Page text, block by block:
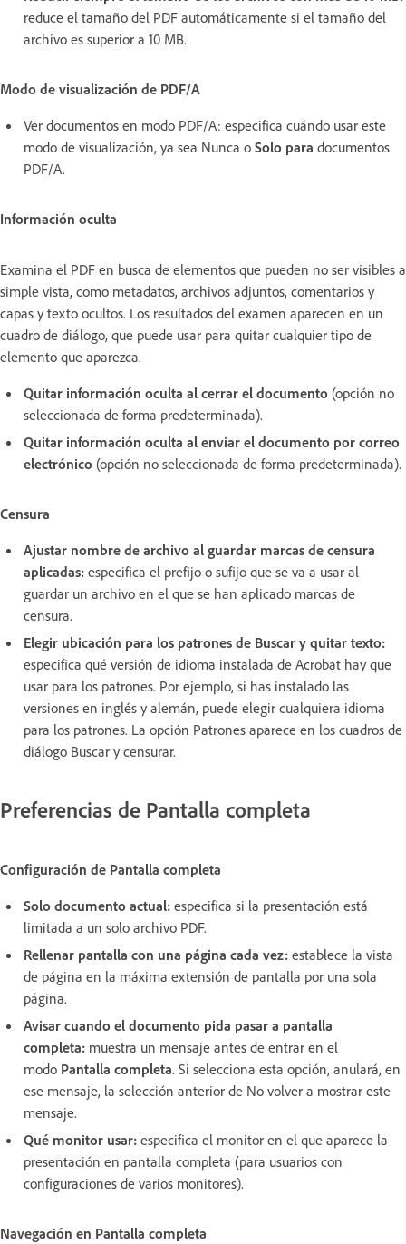
reduce el tamaño del PDF automáticamente si el tamaño del
archivo es superior a 10 MB.
Modo de visualización de PDF/A
Ver documentos en modo PDF/A: especifica cuándo usar este
modo de visualización, ya sea Nunca o Solo para documentos
PDF/A.
Información oculta
Examina el PDF en busca de elementos que pueden no ser visibles a
simple vista, como metadatos, archivos adjuntos, comentarios y
capas y texto ocultos. Los resultados del examen aparecen en un
cuadro de diálogo, que puede usar para quitar cualquier tipo de
elemento que aparezca.
Quitar información oculta al cerrar el documento (opción no
seleccionada de forma predeterminada).
Quitar información oculta al enviar el documento por correo
electrónico (opción no seleccionada de forma predeterminada).
Censura
Ajustar nombre de archivo al guardar marcas de censura
aplicadas: especifica el prefijo o sufijo que se va a usar al
guardar un archivo en el que se han aplicado marcas de
censura.
Elegir ubicación para los patrones de Buscar y quitar texto:
especifica qué versión de idioma instalada de Acrobat hay que
usar para los patrones. Por ejemplo, si has instalado las
versiones en inglés y alemán, puede elegir cualquiera idioma
para los patrones. La opción Patrones aparece en los cuadros de
diálogo Buscar y censurar.
Preferencias de Pantalla completa
Configuración de Pantalla completa
Solo documento actual: especifica si la presentación está
limitada a un solo archivo PDF.
Rellenar pantalla con una página cada vez: establece la vista
de página en la máxima extensión de pantalla por una sola
página.
Avisar cuando el documento pida pasar a pantalla
completa: muestra un mensaje antes de entrar en el
modo Pantalla completa. Si selecciona esta opción, anulará, en
ese mensaje, la selección anterior de No volver a mostrar este
mensaje.
Qué monitor usar: especifica el monitor en el que aparece la
presentación en pantalla completa (para usuarios con
configuraciones de varios monitores).
Navegación en Pantalla completa